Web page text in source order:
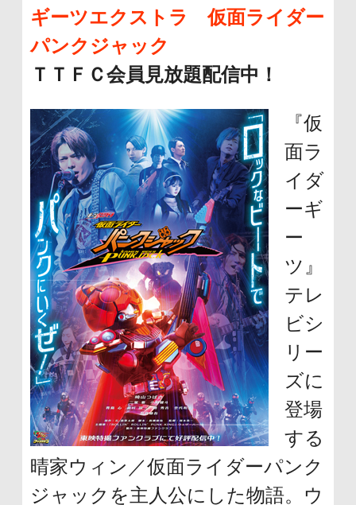
ギーツエクストラ 仮面ライダー
パンクジャック
ＴＴＦＣ会員見放題配信中！
『仮
面ラ
イダ
ーギ
ー
ツ』
テレ
ビシ
リー
ズに
登場
する
晴家ウィン／仮面ライダーパンク
ジャックを主人公にした物語。ウ